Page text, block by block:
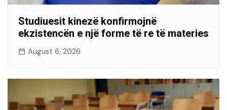
Studiuesit kinezë konfirmojnë
ekzistencën e një forme të re të materies
August 6, 2026